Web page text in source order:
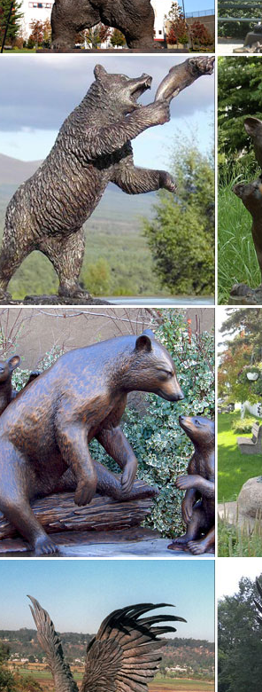
статуэток СССР, цены на аукционе
статуэтки СССР, цена на аукционе
г. фарфоровые изделия подверглись
фигурки собак из камня | Материал
и расположение. Фигуры собак
собачка.Такие фигурки обычно
можно с уверенностью…
собак в интернет-магазине Для Тебя
пожарному и сотруднику МЧС. Офис –
Цветы.Статуэтка напольная с часами
к году собаки
к году собаки, терьер, елочная
игрушка, брелок.Полное или
ГОДА…
по профессиям
по профессиям. Цена: от до
”Пожарный спасатель".
декора статуэтка собаки Greyhound,
изготовления — природный минерал
статуэтки собак самых
собаку из полистоуна. Статуэтки
выполненная из натуральных
улыбку на лице. Наши
фигурки из керамики – Символ 2018
» НОВЫЙ ГОД 2018 » Фигурки
(по возрастанию) ЦенаВид: Список